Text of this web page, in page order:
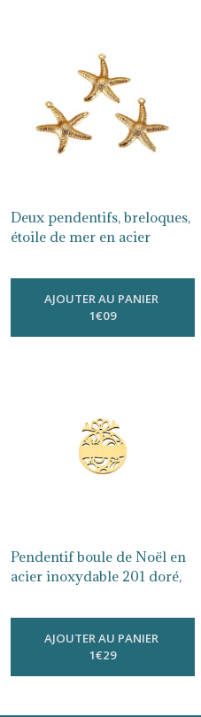
Deux pendentifs, breloques,
étoile de mer en acier
plaqué or 18k, AC392
Breloques Et Pendentifs Acier
Inoxydable Doré
AJOUTER AU PANIER
1€09
Pendentif boule de Noël en
acier inoxydable 201 doré,
AJOUTER AU PANIER
1€29